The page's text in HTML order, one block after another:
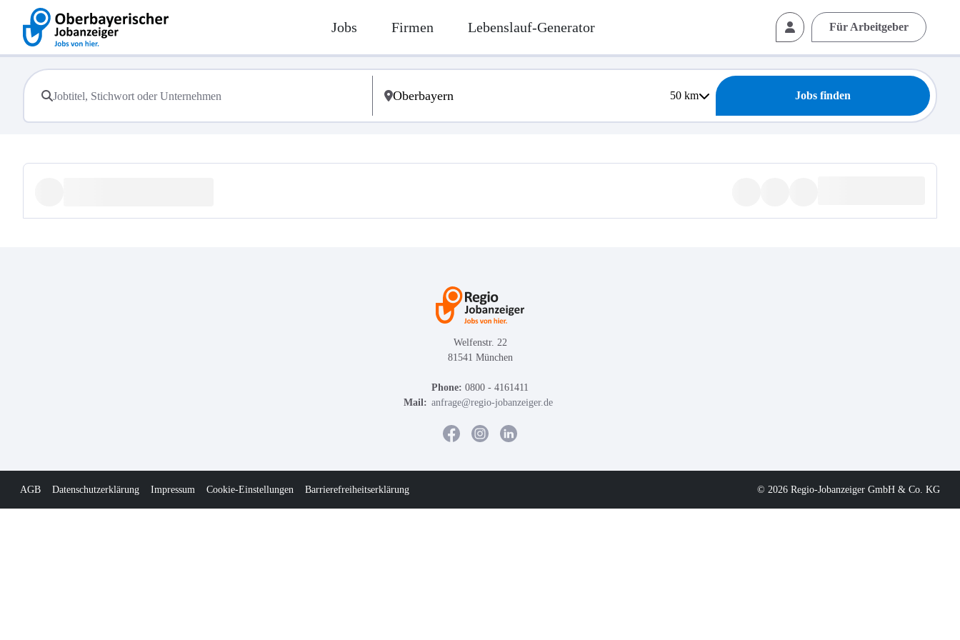
Jobs Firmen Lebenslauf-Generator Für Arbeitgeber
50km Jobs finden
Welfenstr. 22
81541 München
Phone: 0800 - 4161411
Mail: anfrage@regio-jobanzeiger.de
AGB Datenschutzerklärung Impressum Cookie-Einstellungen Barrierefreiheitserklärung © 2026 Regio-Jobanzeiger GmbH & Co. KG